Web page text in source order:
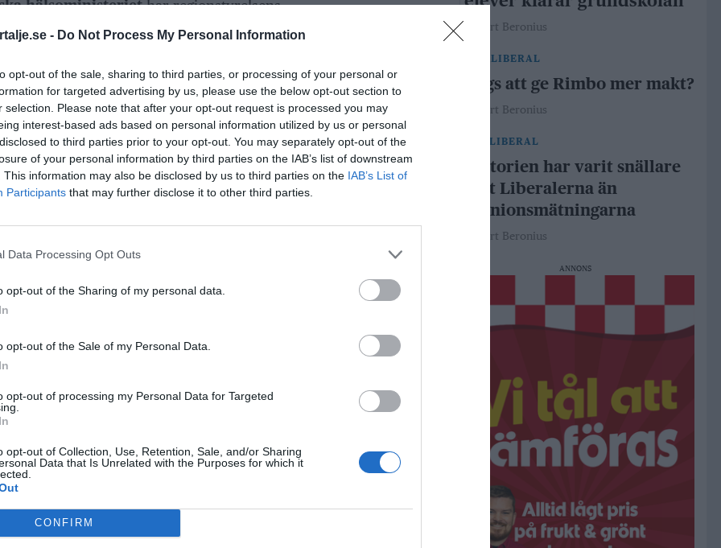
- Do Not Process My Personal Information
opt-out of the sale, sharing to third parties, or processing of your personal or
for targeted advertising by us, please use the below opt-out section to
selection. Please note that after your opt-out request is processed you may
interest-based ads based on personal information utilized by us or personal
to third parties prior to your opt-out. You may separately opt-out of the
of your personal information by third parties on the IAB’s list of downstream
This information may also be disclosed by us to third parties on the IAB’s List of
Participants that may further disclose it to other third parties.
Data Processing Opt Outs
opt-out of the Sharing of my personal data.
opt-out of the Sale of my Personal Data.
opt-out of processing my Personal Data for Targeted
opt-out of Collection, Use, Retention, Sale, and/or Sharing
Data that Is Unrelated with the Purposes for which it
CONFIRM
hälsoministeriethar regionstyrelsens
nödställda i Ukraina. Ukrainska
läkemedel, förbrukningsartiklar och
ANNONS
tagit fram nödvändig utrustning som
att skickas via den ukrainska
på sin hemsida.
Robert Beronius
29 julLIBERAL
Dags att ge Rimbo mer makt?
Robert Beronius
LIBERAL
Historien har varit snällare
mot Liberalerna än
opinionsmätningarna
Robert Beronius
ANNONS